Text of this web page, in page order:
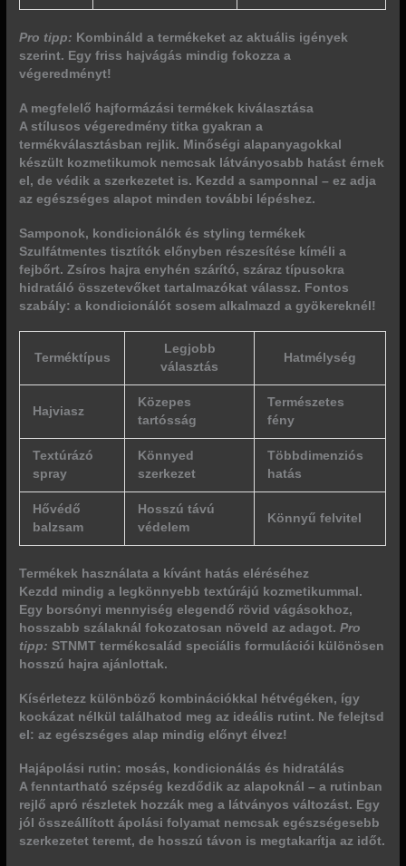
Pro tipp: Kombináld a termékeket az aktuális igények
szerint. Egy friss hajvágás mindig fokozza a
végeredményt!
A megfelelő hajformázási termékek kiválasztása
A stílusos végeredmény titka gyakran a
termékválasztásban rejlik. Minőségi alapanyagokkal
készült kozmetikumok nemcsak látványosabb hatást érnek
el, de védik a szerkezetet is. Kezdd a samponnal – ez adja
az egészséges alapot minden további lépéshez.
Samponok, kondicionálók és styling termékek
Szulfátmentes tisztítók előnyben részesítése kíméli a
fejbőrt. Zsíros hajra enyhén szárító, száraz típusokra
hidratáló összetevőket tartalmazókat válassz. Fontos
szabály: a kondicionálót sosem alkalmazd a gyökereknél!
Terméktípus
Legjobb
választás
Hatmélység
Hajviasz
Közepes
tartósság
Természetes
fény
Textúrázó
spray
Könnyed
szerkezet
Többdimenziós
hatás
Hővédő
balzsam
Hosszú távú
védelem
Könnyű felvitel
Termékek használata a kívánt hatás eléréséhez
Kezdd mindig a legkönnyebb textúrájú kozmetikummal.
Egy borsónyi mennyiség elegendő rövid vágásokhoz,
hosszabb szálaknál fokozatosan növeld az adagot.Pro
tipp: STNMT termékcsalád speciális formulációi különösen
hosszú hajra ajánlottak.
Kísérletezz különböző kombinációkkal hétvégéken, így
kockázat nélkül találhatod meg az ideális rutint. Ne felejtsd
el: az egészséges alap mindig előnyt élvez!
Hajápolási rutin: mosás, kondicionálás és hidratálás
A fenntartható szépség kezdődik az alapoknál – a rutinban
rejlő apró részletek hozzák meg a látványos változást. Egy
jól összeállított ápolási folyamat nemcsak egészségesebb
szerkezetet teremt, de hosszú távon is megtakarítja az időt.